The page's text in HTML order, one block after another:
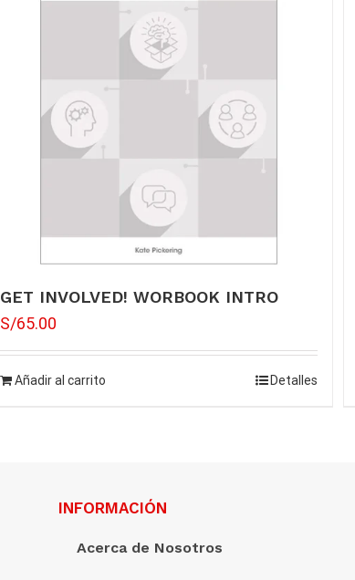
GET INVOLVED! WORBOOK INTRO
S/65.00
Añadir al carrito Detalles
INFORMACIÓN
Acerca de Nosotros